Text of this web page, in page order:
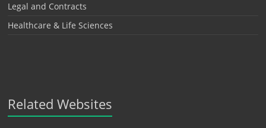
Legal and Contracts
Healthcare & Life Sciences
Related Websites